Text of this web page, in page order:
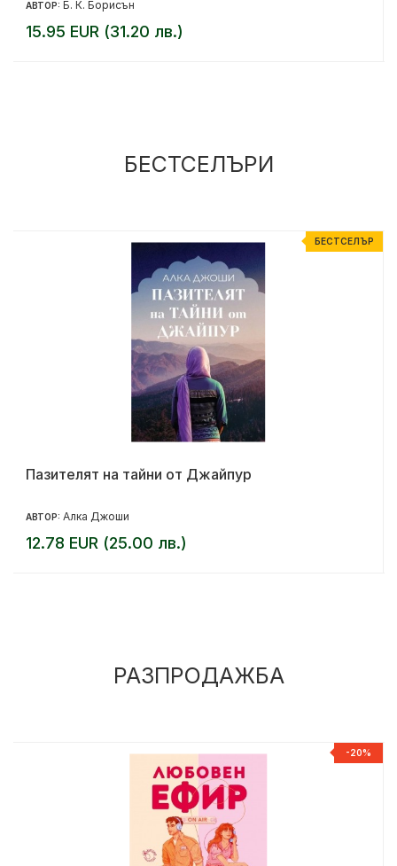
АВТОР: Б. К. Борисън
15.95 EUR (31.20 лв.)
БЕСТСЕЛЪРИ
БЕСТСЕЛЪР
Пазителят на тайни от Джайпур
АВТОР: Алка Джоши
12.78 EUR (25.00 лв.)
РАЗПРОДАЖБА
-20%